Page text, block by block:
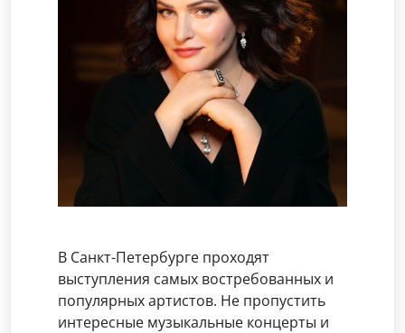
В Санкт-Петербурге проходят
выступления самых востребованных и
популярных артистов. Не пропустить
интересные музыкальные концерты и